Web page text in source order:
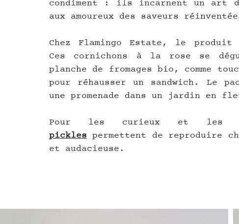
condiment : ils incarnent un art
aux amoureux des saveurs
Chez Flamingo Estate, le produit
Ces cornichons à la rose se
planche de fromages bio, comme
pour réhausser un sandwich. Le
une promenade dans un jardin en
Pour les curieux et les
pickles permettent de reproduire
et audacieuse.